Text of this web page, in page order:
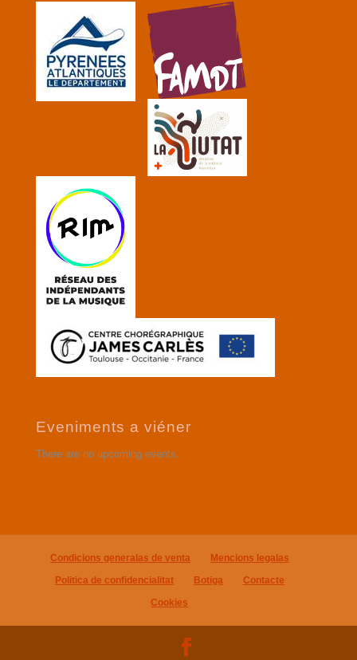
Eveniments a viéner
There are no upcoming events.
Condicions generalas de venta
Mencions legalas
Politica de confidencialitat
Botiga
Contacte
Cookies